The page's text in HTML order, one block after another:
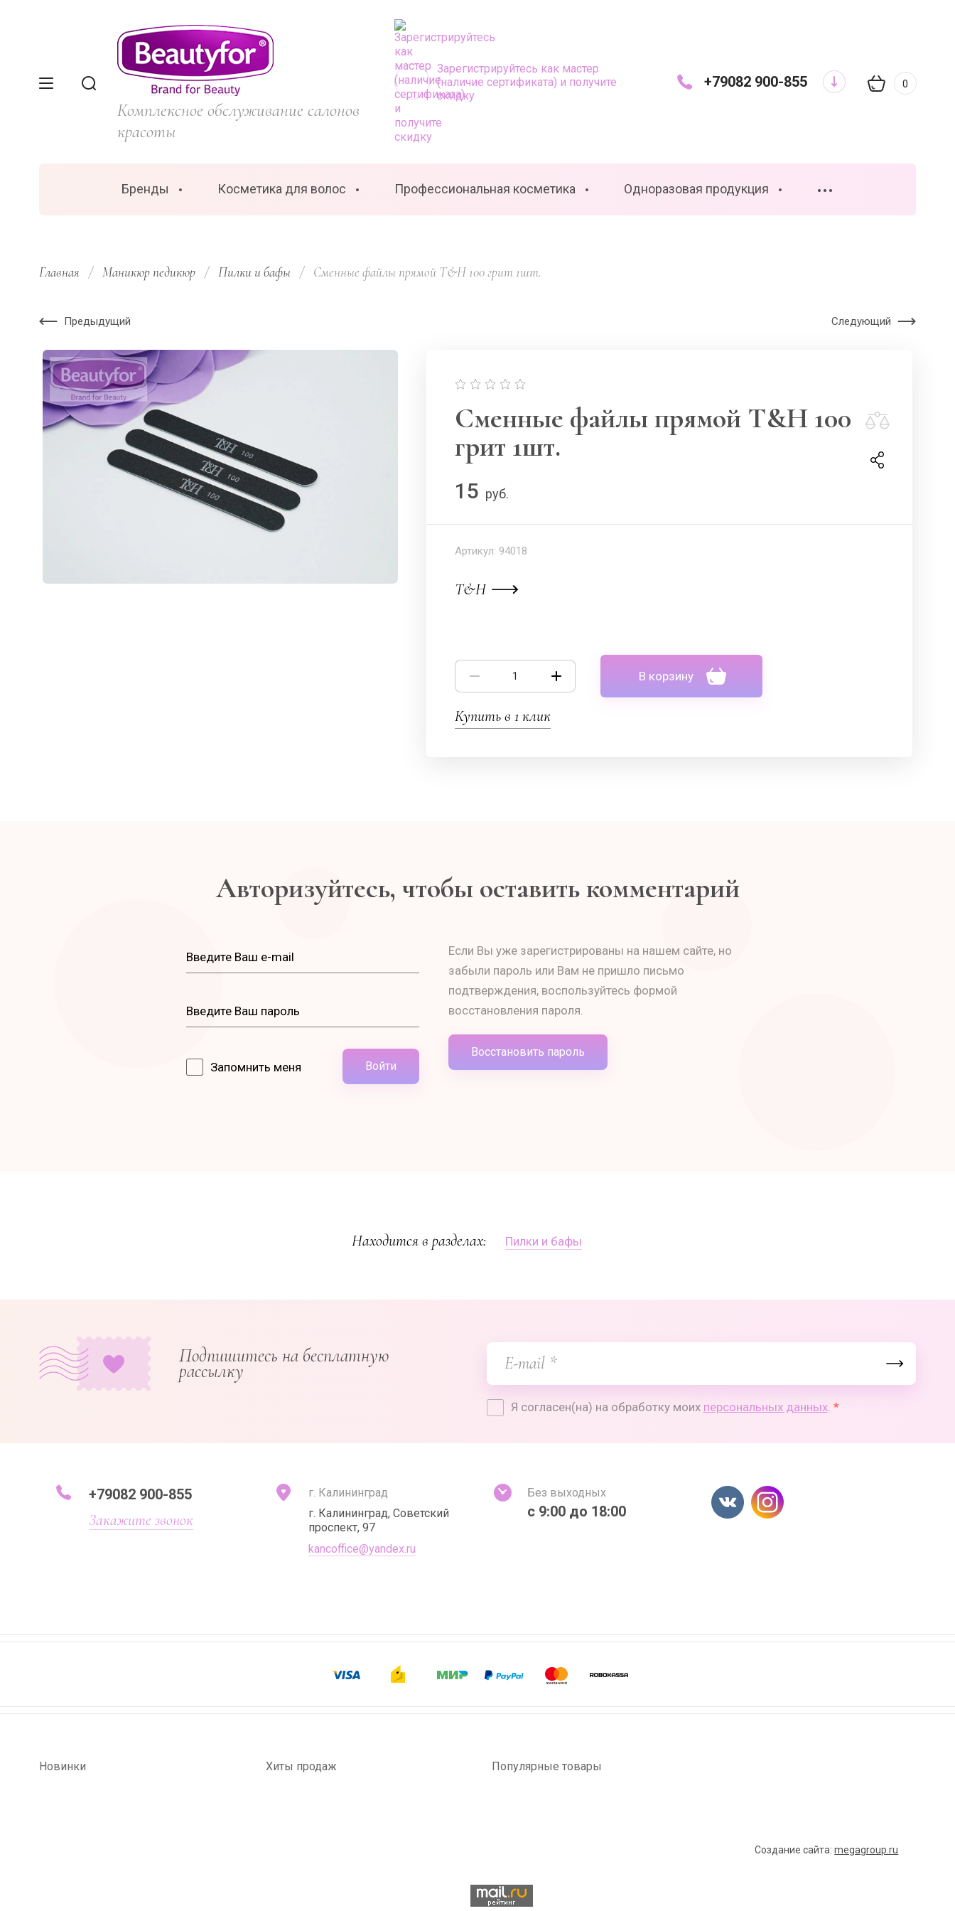
0
Комплексное обслуживание салонов
красоты
Зарегистрируйтесь как мастер
(наличие сертификата) и получите
скидку
+79082 900-855
Бренды Косметика для волос Профессиональная косметика Одноразовая продукция •••
Главная / Маникюр педикюр / Пилки и бафы /
  Сменные файлы прямой T&H 100 грит 1шт.
Предыдущий Следующий
Сменные файлы прямой T&H 100
грит 1шт.
15 руб.
Артикул: 94018
T&H
В корзину
Купить в 1 клик
Авторизуйтесь, чтобы оставить комментарий
Запомнить меня Войти
Если Вы уже зарегистрированы на нашем сайте, но
забыли пароль или Вам не пришло письмо
подтверждения, воспользуйтесь формой
восстановления пароля.
Восстановить пароль
Находится в разделах: Пилки и бафы
Подпишитесь на бесплатную
рассылку
Я согласен(на) на обработку моих персональных данных. *
+79082 900-855
Закажите звонок
г. Калининград
г. Калининград, Советский
проспект, 97
kancoffice@yandex.ru
Без выходных
с 9:00 до 18:00
Новинки Хиты продаж Популярные товары
Создание сайта:megagroup.ru